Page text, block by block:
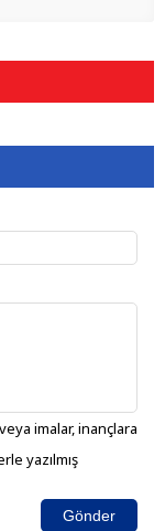
imalar, inançlara
yazılmış
Gönder